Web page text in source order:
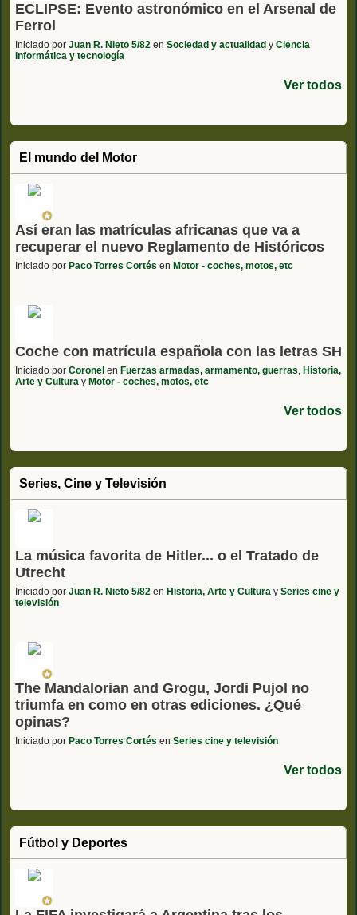
ECLIPSE: Evento astronómico en el Arsenal de
Ferrol
Iniciado por Juan R. Nieto 5/82 en Sociedad y actualidad y Ciencia
Informática y tecnología
Ver todos
El mundo del Motor
Así eran las matrículas africanas que va a
recuperar el nuevo Reglamento de Históricos
Iniciado por Paco Torres Cortés en Motor - coches, motos, etc
Coche con matrícula española con las letras SH
Iniciado por Coronel en Fuerzas armadas, armamento, guerras, Historia,
Arte y Cultura y Motor - coches, motos, etc
Ver todos
Series, Cine y Televisión
La música favorita de Hitler... o el Tratado de
Utrecht
Iniciado por Juan R. Nieto 5/82 en Historia, Arte y Cultura y Series cine y
televisión
The Mandalorian and Grogu, Jordi Pujol no
triumfa en como en otras ediciones. ¿Qué
opinas?
Iniciado por Paco Torres Cortés en Series cine y televisión
Ver todos
Fútbol y Deportes